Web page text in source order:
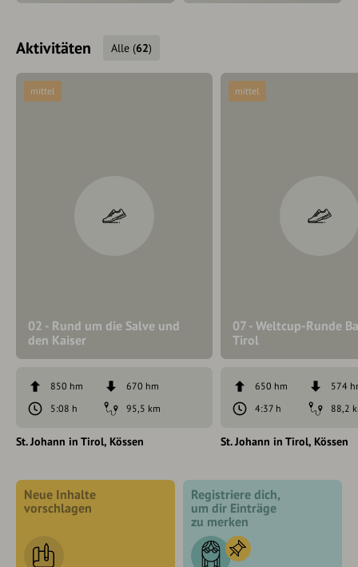
Aktivitäten Alle (62)
02 - Rund um die Salve und
den Kaiser
mittel
850 hm
670 hm
5:08 h
95,5 km
St. Johann in Tirol Kössen
07 - Weltcup-Runde
Tirol
mittel
650 hm
574
4:37 h
88,2
St. Johann in Tirol Kössen
Neue Inhalte
vorschlagen
Registriere dich,
um dir Einträge
zu merken